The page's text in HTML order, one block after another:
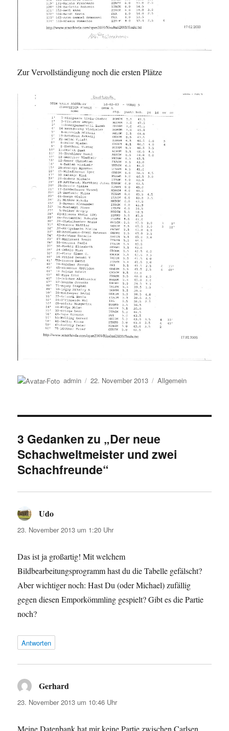
Zur Vervollständigung noch die ersten Plätze
Autor
admin
Veröffentlicht
22. November 2013 Kategorien
Allgemein
3 Gedanken zu „Der neue
Schachweltmeister und zwei
Schachfreunde“
Udo
23. November 2013 um 1:20 Uhr
Das ist ja großartig! Mit welchem
Bildbearbeitungsprogramm hast du die Tabelle gefälscht?
Aber wichtiger noch: Hast Du (oder Michael) zufällig
gegen diesen Emporkömmling gespielt? Gibt es die Partie
noch?
Antworten
Gerhard
23. November 2013 um 10:46 Uhr
Meine Datenbank hat mir keine Partie zwischen Carlsen